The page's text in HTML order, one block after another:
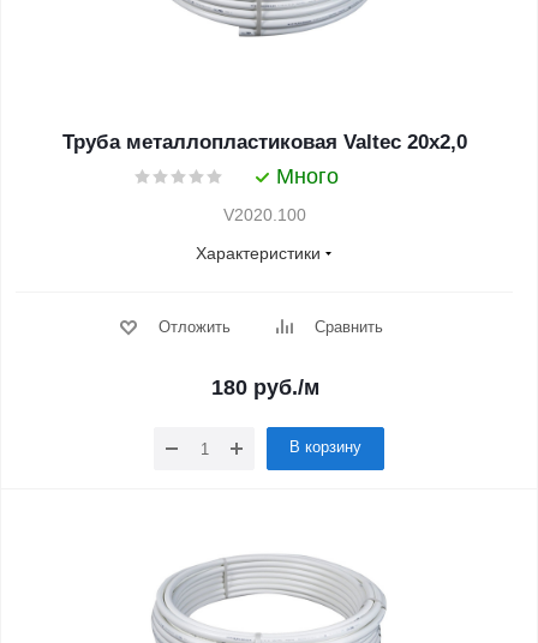
Труба металлопластиковая Valtec 20х2,0
Много
V2020.100
Характеристики
Отложить Сравнить
180руб./м
В корзину